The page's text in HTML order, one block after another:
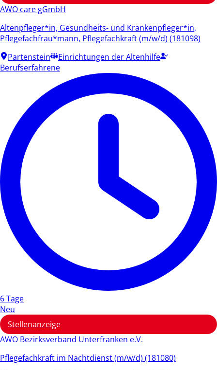
AWO care gGmbH
Altenpfleger*in, Gesundheits- und Krankenpfleger*in,
Pflegefachfrau*mann, Pflegefachkraft (m/w/d) (181098)
Partenstein
Einrichtungen der Altenhilfe
Berufserfahrene
6 Tage
Neu
Stellenanzeige
AWO Bezirksverband Unterfranken e.V.
Pflegefachkraft im Nachtdienst (m/w/d) (181080)